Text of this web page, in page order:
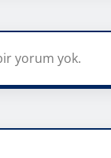
yorum yok.